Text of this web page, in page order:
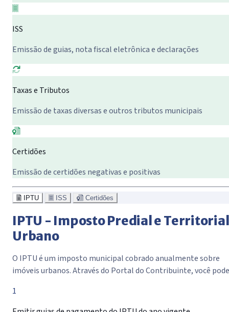
ISS
Emissão de guias, nota fiscal eletrônica e declarações
Taxas e Tributos
Emissão de taxas diversas e outros tributos municipais
Certidões
Emissão de certidões negativas e positivas
IPTU ISS Certidões
IPTU - Imposto Predial e Territorial
Urbano
O IPTU é um imposto municipal cobrado anualmente sobre
imóveis urbanos. Através do Portal do Contribuinte, você
1